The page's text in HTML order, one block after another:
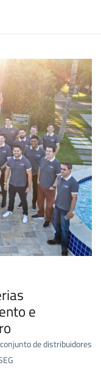
e
de distribuidores